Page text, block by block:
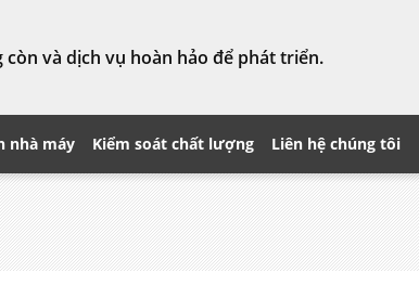
còn và dịch vụ hoàn hảo để phát triển.
nhà máy Kiểm soát chất lượng Liên hệ chúng tôi